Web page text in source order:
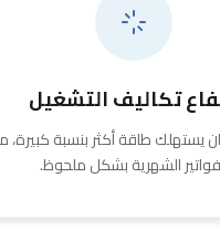
تكاليف التشغيل
يستهلك طاقة أكثر بنسبة كبيرة،
الشهرية بشكل ملحوظ.